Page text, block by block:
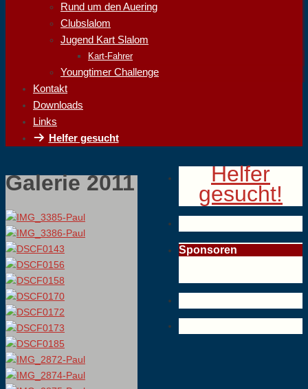
Rund um den Auering
Clubslalom
Jugend Kart Slalom
Kart-Fahrer
Youngtimer Challenge
Kontakt
Downloads
Links
Helfer gesucht
Galerie 2011
Helfer
gesucht!
Sponsoren